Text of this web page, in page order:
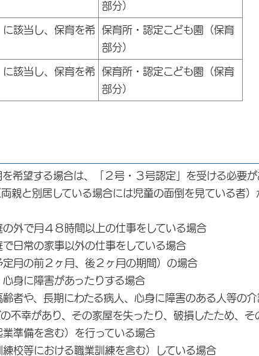
部分）
該当し、保育を希
保育所・認定こども園（保育
部分）
該当し、保育を希
保育所・認定こども園（保育
部分）
希望する場合は、「２号・３号認定」を受ける必要が
親と別居している場合には児童の面倒を見ている者
外で月４８時間以上の仕事をしている場合
の家事以外の仕事をしている場合
月の前２ヶ月、後２ヶ月の期間）の場合
身に障害があったりする場合
や、長期にわたる病人、心身に障害のある人等の介
幸があり、その家屋を失ったり、破損したため、そ
準備を含む）を行っている場合
における職業訓練を含む）している場合